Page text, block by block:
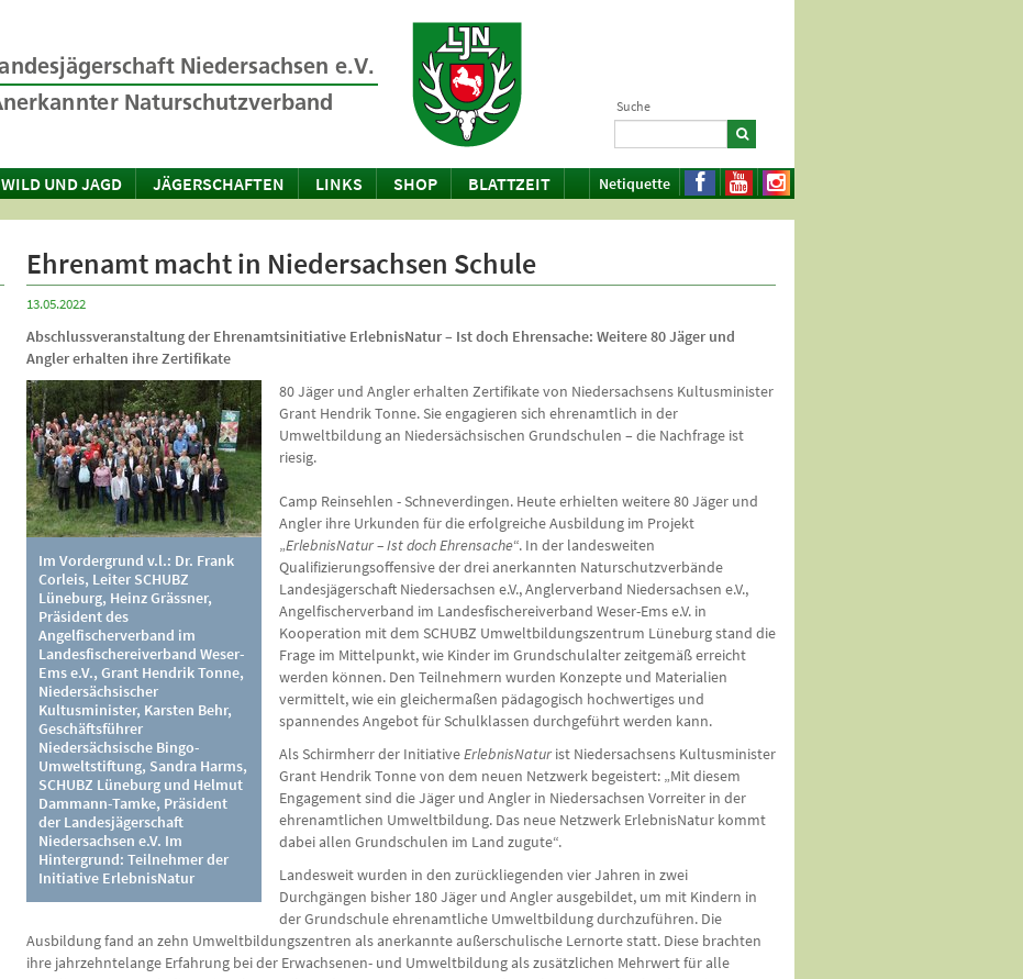
Suche
WILD UND JAGD JÄGERSCHAFTEN LINKS SHOP BLATTZEIT Netiquette
Ehrenamt macht in Niedersachsen Schule
13.05.2022
Abschlussveranstaltung der Ehrenamtsinitiative ErlebnisNatur – Ist doch Ehrensache: Weitere 80 Jäger und
Angler erhalten ihre Zertifikate
Im Vordergrund v.l.: Dr. Frank
Corleis, Leiter SCHUBZ
Lüneburg, Heinz Grässner,
Präsident des
Angelfischerverband im
Landesfischereiverband Weser-
Ems e.V., Grant Hendrik Tonne,
Niedersächsischer
Kultusminister, Karsten Behr,
Geschäftsführer
Niedersächsische Bingo-
Umweltstiftung, Sandra Harms,
SCHUBZ Lüneburg und Helmut
Dammann-Tamke, Präsident
der Landesjägerschaft
Niedersachsen e.V. Im
Hintergrund: Teilnehmer der
Initiative ErlebnisNatur
80 Jäger und Angler erhalten Zertifikate von Niedersachsens Kultusminister
Grant Hendrik Tonne. Sie engagieren sich ehrenamtlich in der
Umweltbildung an Niedersächsischen Grundschulen – die Nachfrage ist
riesig.
Camp Reinsehlen - Schneverdingen. Heute erhielten weitere 80 Jäger und
Angler ihre Urkunden für die erfolgreiche Ausbildung im Projekt
„ErlebnisNatur – Ist doch Ehrensache“. In der landesweiten
Qualifizierungsoffensive der drei anerkannten Naturschutzverbände
Landesjägerschaft Niedersachsen e.V., Anglerverband Niedersachsen e.V.,
Angelfischerverband im Landesfischereiverband Weser-Ems e.V. in
Kooperation mit dem SCHUBZ Umweltbildungszentrum Lüneburg stand die
Frage im Mittelpunkt, wie Kinder im Grundschulalter zeitgemäß erreicht
werden können. Den Teilnehmern wurden Konzepte und Materialien
vermittelt, wie ein gleichermaßen pädagogisch hochwertiges und
spannendes Angebot für Schulklassen durchgeführt werden kann.
Als Schirmherr der InitiativeErlebnisNatur ist Niedersachsens Kultusminister
Grant Hendrik Tonne von dem neuen Netzwerk begeistert: „Mit diesem
Engagement sind die Jäger und Angler in Niedersachsen Vorreiter in der
ehrenamtlichen Umweltbildung. Das neue Netzwerk ErlebnisNatur kommt
dabei allen Grundschulen im Land zugute“.
Landesweit wurden in den zurückliegenden vier Jahren in zwei
Durchgängen bisher 180 Jäger und Angler ausgebildet, um mit Kindern in
der Grundschule ehrenamtliche Umweltbildung durchzuführen. Die
Ausbildung fand an zehn Umweltbildungszentren als anerkannte außerschulische Lernorte statt. Diese brachten
ihre jahrzehntelange Erfahrung bei der Erwachsenen- und Umweltbildung als zusätzlichen Mehrwert für alle